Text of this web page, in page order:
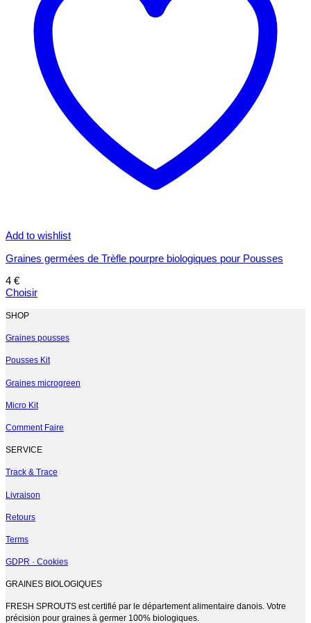
Add to wishlist
Graines germées de Trèfle pourpre biologiques pour Pousses
4 €
Choisir
produit
plusieurs
Les
peuvent
choisies
sur
la
page
produit
SHOP
Graines pousses
Pousses Kit
Graines microgreen
Micro Kit
Comment Faire
SERVICE
Track & Trace
Livraison
Retours
Terms
GDPR · Cookies
GRAINES BIOLOGIQUES
FRESH SPROUTS est certifié par le département alimentaire danois. Votre
précision pour graines à germer 100% biologiques.